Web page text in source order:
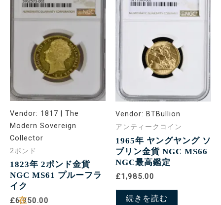
Vendor: 1817 | The
Modern Sovereign
Collector
2ポンド
1823年 2ポンド金貨
NGC MS61 プルーフラ
イク
£6,950.00
Vendor: BTBullion
アンティークコイン
1965年 ヤングヤング ソ
ブリン金貨 NGC MS66
NGC最高鑑定
£1,985.00
続きを読む
在